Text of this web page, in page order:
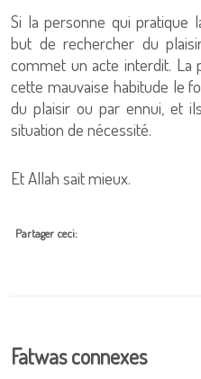
Si la personne qui pratique
but de rechercher du
commet un acte interdit. La
cette mauvaise habitude le
du plaisir ou par ennui, et
situation de nécessité.
Et Allah sait mieux.
Partager ceci:
Fatwas connexes